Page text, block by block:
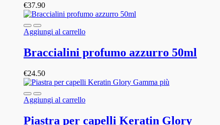
€37.90
Aggiungi al carrello
Braccialini profumo azzurro 50ml
€24.50
Aggiungi al carrello
Piastra per capelli Keratin Glory